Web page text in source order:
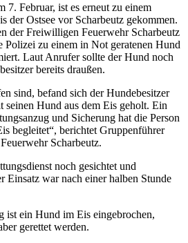
7. Februar, ist es erneut zu einem
der Ostsee vor Scharbeutz gekommen.
der Freiwilligen Feuerwehr Scharbeutz
Polizei zu einem in Not geratenen Hund
Laut Anrufer sollte der Hund noch
bereits draußen.
sind, befand sich der Hundebesitzer
seinen Hund aus dem Eis geholt. Ein
und Sicherung hat die Person
begleitet“, berichtet Gruppenführer
Scharbeutz.
noch gesichtet und
Einsatz war nach einer halben Stunde
ist ein Hund im Eis eingebrochen,
gerettet werden.